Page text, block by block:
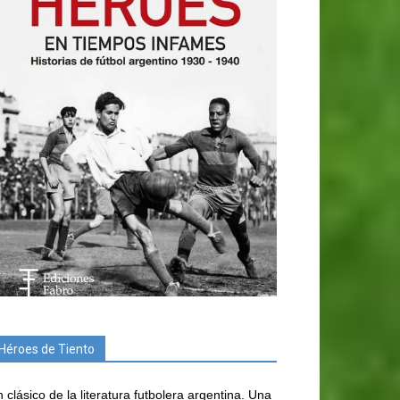
de Tiento
clásico de la literatura futbolera argentina. Una